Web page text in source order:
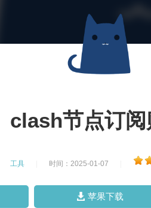
clash节点订阅
工具 时间：2025-01-07
苹果下载